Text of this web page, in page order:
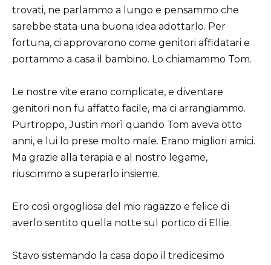
trovati, ne parlammo a lungo e pensammo che
sarebbe stata una buona idea adottarlo. Per
fortuna, ci approvarono come genitori affidatari e
portammo a casa il bambino. Lo chiamammo Tom.
Le nostre vite erano complicate, e diventare
genitori non fu affatto facile, ma ci arrangiammo.
Purtroppo, Justin morì quando Tom aveva otto
anni, e lui lo prese molto male. Erano migliori amici.
Ma grazie alla terapia e al nostro legame,
riuscimmo a superarlo insieme.
Ero così orgogliosa del mio ragazzo e felice di
averlo sentito quella notte sul portico di Ellie.
Stavo sistemando la casa dopo il tredicesimo